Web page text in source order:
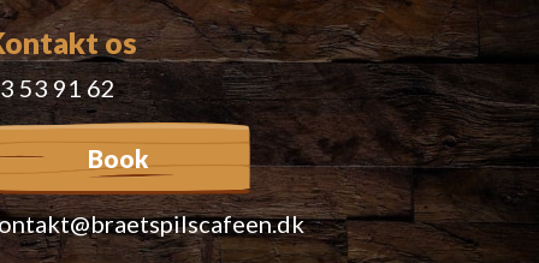
os
53 91 62
Book